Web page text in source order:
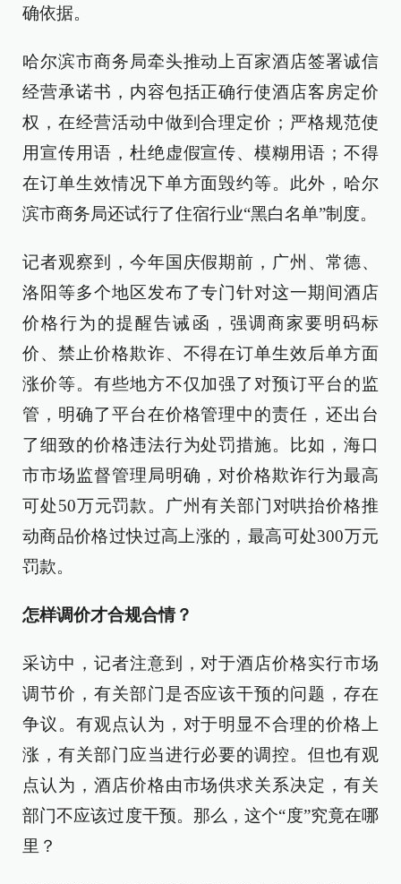
确依据。
哈尔滨市商务局牵头推动上百家酒店签署诚信
经营承诺书，内容包括正确行使酒店客房定价
权，在经营活动中做到合理定价；严格规范使
用宣传用语，杜绝虚假宣传、模糊用语；不得
在订单生效情况下单方面毁约等。此外，哈尔
滨市商务局还试行了住宿行业“黑白名单”制度。
记者观察到，今年国庆假期前，广州、常德、
洛阳等多个地区发布了专门针对这一期间酒店
价格行为的提醒告诫函，强调商家要明码标
价、禁止价格欺诈、不得在订单生效后单方面
涨价等。有些地方不仅加强了对预订平台的监
管，明确了平台在价格管理中的责任，还出台
了细致的价格违法行为处罚措施。比如，海口
市市场监督管理局明确，对价格欺诈行为最高
可处50万元罚款。广州有关部门对哄抬价格推
动商品价格过快过高上涨的，最高可处300万元
罚款。
怎样调价才合规合情？
采访中，记者注意到，对于酒店价格实行市场
调节价，有关部门是否应该干预的问题，存在
争议。有观点认为，对于明显不合理的价格上
涨，有关部门应当进行必要的调控。但也有观
点认为，酒店价格由市场供求关系决定，有关
部门不应该过度干预。那么，这个“度”究竟在哪
里？